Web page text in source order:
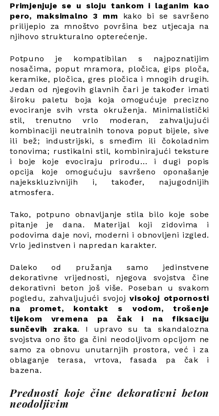
Primjenjuje se u sloju tankom i laganim kao
pero, maksimalno 3 mm kako bi se savršeno
prilijepio za mnoštvo površina bez utjecaja na
njihovo strukturalno opterećenje.
Potpuno je kompatibilan s najpoznatijim
nosačima, poput mramora, pločica, gips ploča,
keramike, pločica, gres pločica i mnogih drugih.
Jedan od njegovih glavnih čari je također imati
široku paletu boja koja omogućuje precizno
evociranje svih vrsta okruženja. Minimalistički
stil, trenutno vrlo moderan, zahvaljujući
kombinaciji neutralnih tonova poput bijele, sive
ili bež; industrijski, s smeđim ili čokoladnim
tonovima; rustikalni stil, kombinirajući teksture
i boje koje evociraju prirodu... i dugi popis
opcija koje omogućuju savršeno oponašanje
najekskluzivnijih i, također, najugodnijih
atmosfera.
Tako, potpuno obnavljanje stila bilo koje sobe
pitanje je dana. Materijal koji zidovima i
podovima daje novi, moderni i obnovljeni izgled.
Vrlo jedinstven i napredan karakter.
Daleko od pružanja samo jedinstvene
dekorativne vrijednosti, njegova svojstva čine
dekorativni beton još više. Poseban u svakom
pogledu, zahvaljujući svojojvisokoj otpornosti
na promet, kontakt s vodom, trošenje
tijekom vremena pa čak i na fiksaciju
sunčevih zraka. I upravo su ta skandalozna
svojstva ono što ga čini neodoljivom opcijom ne
samo za obnovu unutarnjih prostora, već i za
oblaganje terasa, vrtova, fasada pa čak i
bazena.
Prednosti koje čine dekorativni beton
neodoljivim